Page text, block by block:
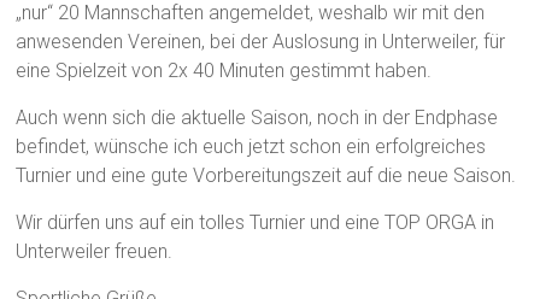
„nur“ 20 Mannschaften angemeldet, weshalb wir mit den
anwesenden Vereinen, bei der Auslosung in Unterweiler, für
eine Spielzeit von 2x 40 Minuten gestimmt haben.
Auch wenn sich die aktuelle Saison, noch in der Endphase
befindet, wünsche ich euch jetzt schon ein erfolgreiches
Turnier und eine gute Vorbereitungszeit auf die neue Saison.
Wir dürfen uns auf ein tolles Turnier und eine TOP ORGA in
Unterweiler freuen.